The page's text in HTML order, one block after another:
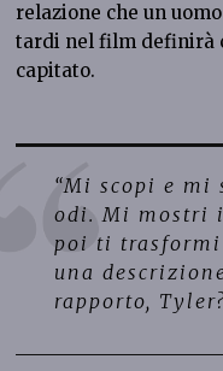
relazione che un
tardi nel film definirà
capitato.
“Mi scopi e mi
odi. Mi mostri
poi ti trasformi
una
rapporto,